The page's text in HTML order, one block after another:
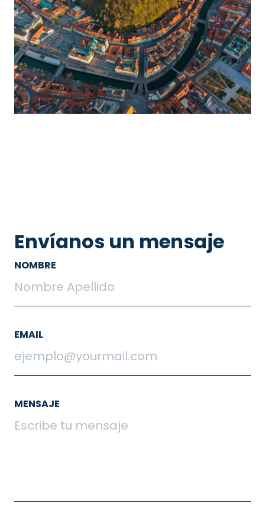
Envíanos un mensaje
NOMBRE
EMAIL
MENSAJE